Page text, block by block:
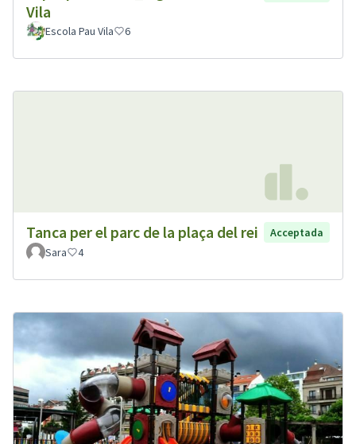
Vila
Escola Pau Vila 6
Tanca per el parc de la plaça del rei
Acceptada
Sara
4